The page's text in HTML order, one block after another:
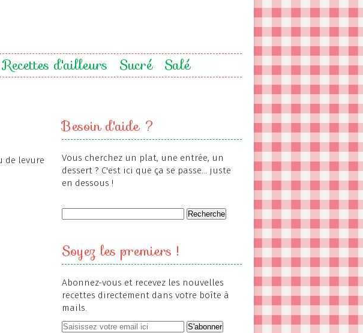
Recettes d'ailleurs Sucré Salé
de levure
Besoin d'aide ?
Vous cherchez un plat, une entrée, un
dessert ? C'est ici que ça se passe... juste
en dessous !
Soyez les premiers !
Abonnez-vous et recevez les nouvelles
recettes directement dans votre boîte à
mails.